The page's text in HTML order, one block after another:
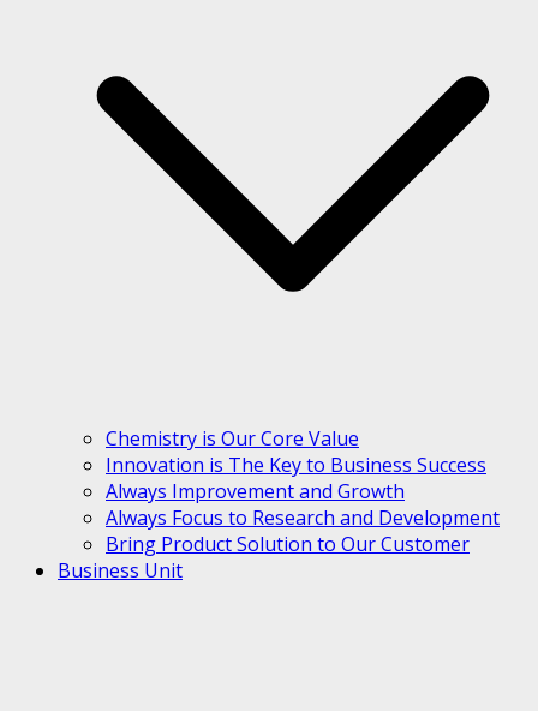
Chemistry is Our Core Value
Innovation is The Key to Business Success
Always Improvement and Growth
Always Focus to Research and Development
Bring Product Solution to Our Customer
Business Unit